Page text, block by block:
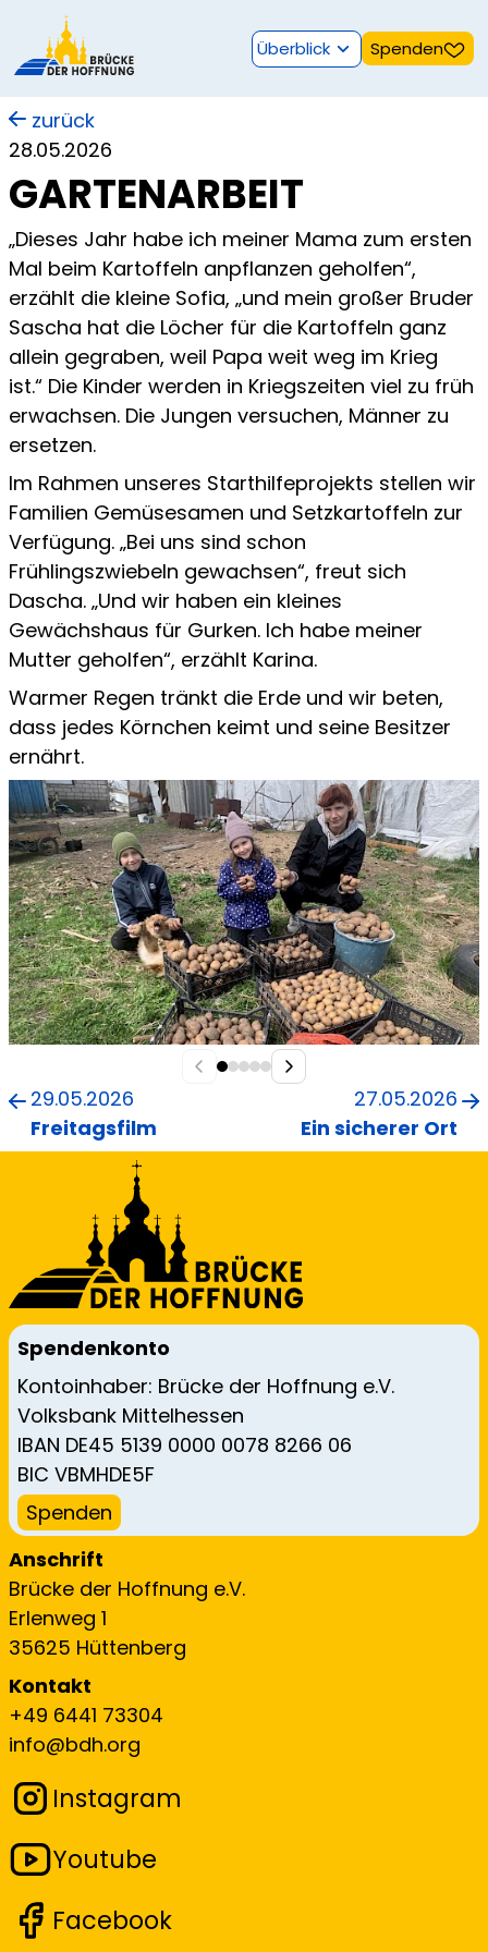
Spenden
Überblick
zurück
28.05.2026
GARTENARBEIT
„Dieses Jahr habe ich meiner Mama zum ersten
Mal beim Kartoffeln anpflanzen geholfen“,
erzählt die kleine Sofia, „und mein großer Bruder
Sascha hat die Löcher für die Kartoffeln ganz
allein gegraben, weil Papa weit weg im Krieg
ist.“ Die Kinder werden in Kriegszeiten viel zu früh
erwachsen. Die Jungen versuchen, Männer zu
ersetzen.
Im Rahmen unseres Starthilfeprojekts stellen wir
Familien Gemüsesamen und Setzkartoffeln zur
Verfügung. „Bei uns sind schon
Frühlingszwiebeln gewachsen“, freut sich
Dascha. „Und wir haben ein kleines
Gewächshaus für Gurken. Ich habe meiner
Mutter geholfen“, erzählt Karina.
Warmer Regen tränkt die Erde und wir beten,
dass jedes Körnchen keimt und seine Besitzer
ernährt.
29.05.2026
Freitagsfilm
27.05.2026
Ein sicherer Ort
Spendenkonto
Kontoinhaber: Brücke der Hoffnung e.V.
Volksbank Mittelhessen
IBAN DE45 5139 0000 0078 8266 06
BIC VBMHDE5F
Spenden
Anschrift
Brücke der Hoffnung e.V.
Erlenweg 1
35625 Hüttenberg
Kontakt
+49 6441 73304
info@bdh.org
Instagram
Youtube
Facebook